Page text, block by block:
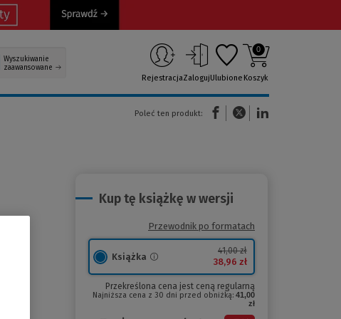
Wyszukiwanie
zaawansowane
RejestracjaZalogujUlubione
0
Koszyk
Poleć ten produkt:
(Nowe okno)(Link do innej strony)
Kup tę książkę w wersji
Przewodnik po formatach
Książka
41,00 zł
38,96 zł
Przekreślona cena jest ceną regularną
Najniższa cena z 30 dni przed obniżką: 41,00
zł